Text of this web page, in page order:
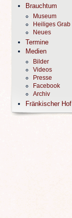
Brauchtum
Museum
Heiliges Grab
Neues
Termine
Medien
Bilder
Videos
Presse
Facebook
Archiv
Fränkischer Hof